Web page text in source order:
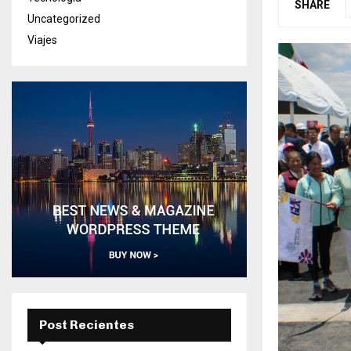
SHARE
Uncategorized
Viajes
Post Recientes